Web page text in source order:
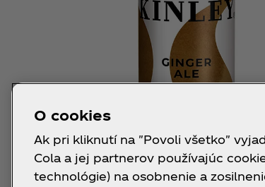
O cookies
Ak pri kliknutí na "Povoli všetko"
Cola a jej partnerov používajúc
technológie) na osobnenie a